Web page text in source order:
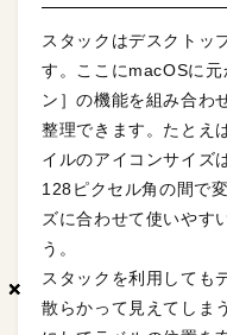
×
×
×
スタックはデスクトッ
す。ここにmacOSに
ン］の機能を組み合わ
整理できます。たとえ
イルのアイコンサイズ
128ピクセル角の間で
ズに合わせて使いやす
う。
スタックを利用しても
散らかって見えてしま